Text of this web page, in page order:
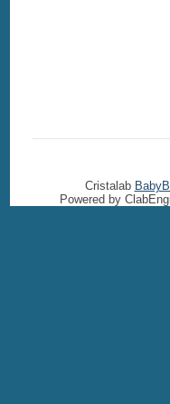
Cristalab
Powered by